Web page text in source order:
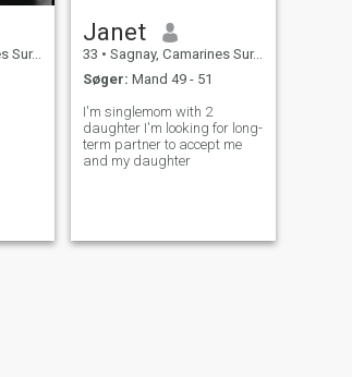
Janet
33 • Sagnay, Camarines Sur, Filippinerne
Søger: Mand 49 - 51
I'm singlemom with 2
daughter I'm looking for long-
term partner to accept me
and my daughter